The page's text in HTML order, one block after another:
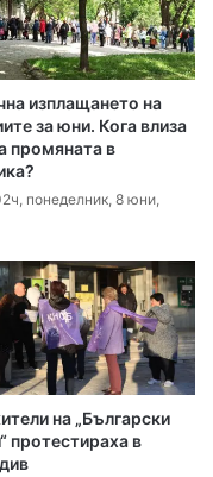
изплащането на
за юни. Кога влиза
промяната в
понеделник, 8 юни,
на „Български
протестираха в